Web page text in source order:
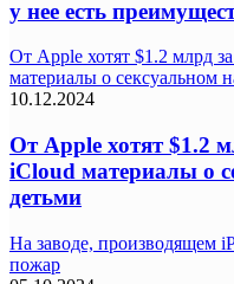
у нее есть
От Apple хотят $1.2 млрд
материалы о сексуальном
10.12.2024
От Apple хотят $1.2
iCloud материалы о
детьми
На заводе, производящем
пожар